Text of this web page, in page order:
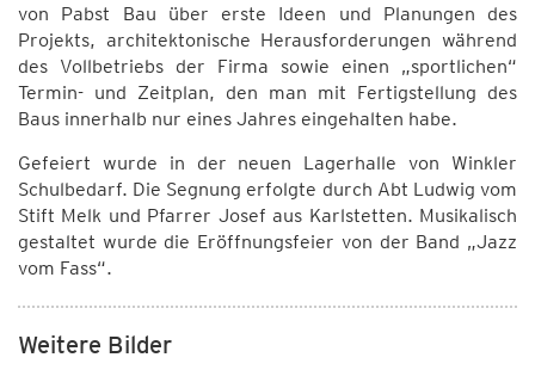
von Pabst Bau über erste Ideen und Planungen des
Projekts, architektonische Herausforderungen während
des Vollbetriebs der Firma sowie einen „sportlichen“
Termin- und Zeitplan, den man mit Fertigstellung des
Baus innerhalb nur eines Jahres eingehalten habe.
Gefeiert wurde in der neuen Lagerhalle von Winkler
Schulbedarf. Die Segnung erfolgte durch Abt Ludwig vom
Stift Melk und Pfarrer Josef aus Karlstetten. Musikalisch
gestaltet wurde die Eröffnungsfeier von der Band „Jazz
vom Fass“.
Weitere Bilder